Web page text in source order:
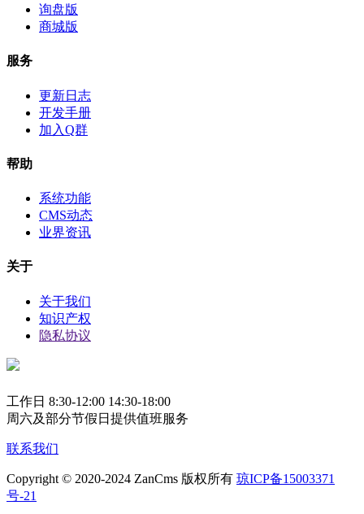
询盘版
商城版
服务
更新日志
开发手册
加入Q群
帮助
系统功能
CMS动态
业界资讯
关于
关于我们
知识产权
隐私协议
工作日 8:30-12:00 14:30-18:00
周六及部分节假日提供值班服务
联系我们
Copyright © 2020-2024 ZanCms 版权所有 琼ICP备15003371
号-21